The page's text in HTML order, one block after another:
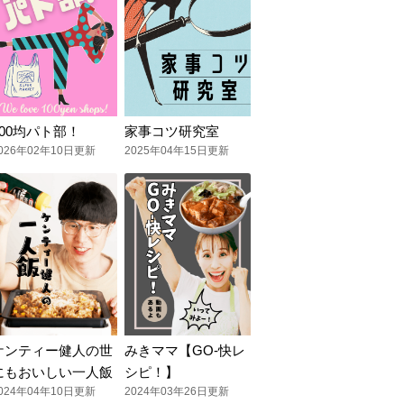
均パト部！
年02年10日更新
家事コツ研究室
2025年04年15日更新
ンティー健人の世
もおいしい一人飯
年04年10日更新
みきママ【GO-快レ
シピ！】
2024年03年26日更新